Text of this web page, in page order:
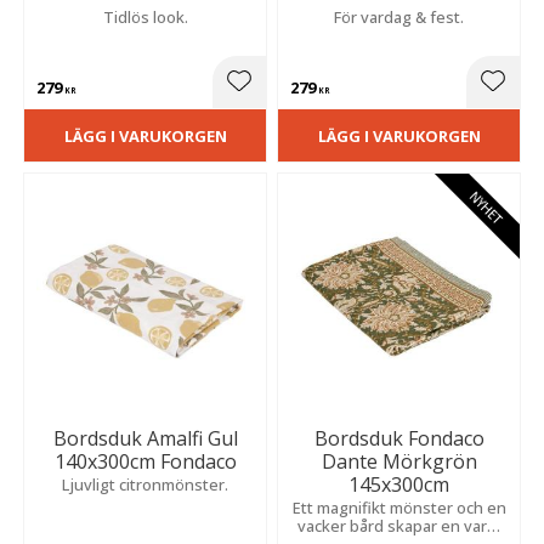
Tidlös look.
279KR Lägg till i favoriter
LÄGG I VARUKORGEN
För vardag & fest.
279KR
LÄGG I VARUKORGEN
Bordsduk Amalfi Gul
140x300cm Fondaco
Ljuvligt citronmönster.
Bordsduk Fondaco
Dante Mörkgrön
145x300cm
Ett magnifikt mönster och en
vacker bård skapar en varm
NYHET